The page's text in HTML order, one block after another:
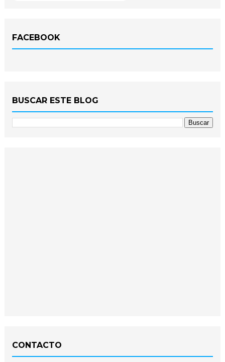
FACEBOOK
BUSCAR ESTE BLOG
CONTACTO